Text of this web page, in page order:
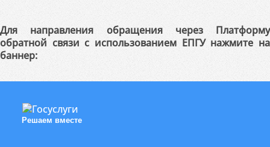
Для направления обращения через Платформу
обратной связи с использованием ЕПГУ нажмите на
баннер:
Решаем вместе